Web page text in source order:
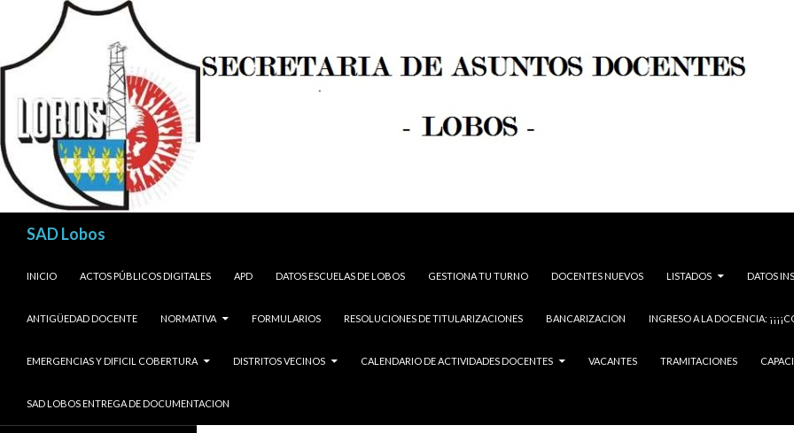
SAD Lobos
INICIO
ACTOS PÚBLICOS DIGITALES APD DATOS ESCUELAS DE LOBOS GESTIONA TU TURNO DOCENTES NUEVOS LISTADOS DATOS
ANTIGÜEDAD DOCENTE NORMATIVA FORMULARIOS RESOLUCIONES DE TITULARIZACIONES BANCARIZACION INGRESO A LA DOCENCIA:
EMERGENCIAS Y DIFICIL COBERTURA DISTRITOS VECINOS CALENDARIO DE ACTIVIDADES DOCENTES VACANTES TRAMITACIONES
SAD LOBOS ENTREGA DE DOCUMENTACION